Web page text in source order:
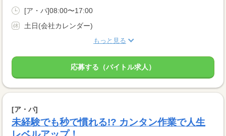
[ア・パ]08:00〜17:00
土日(会社カレンダー)
もっと見る
応募する（バイトル求人）
[ア・パ]
未経験でも秒で慣れる!? カンタン作業で人生